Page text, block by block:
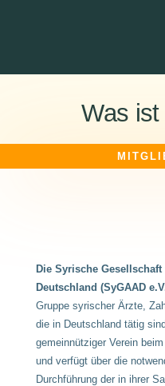
Was
Die Syrische
Deutschland (SyGAAD
Gruppe syrischer Ärzte,
die in Deutschland tätig
gemeinnütziger Verein
und verfügt über die
Durchführung der in ihrer